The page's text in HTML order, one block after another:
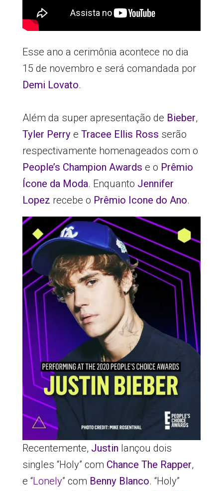
Esse ano a cerimônia acontece no dia
15 de novembro e será comandada por
Demi Lovato.
Além da super apresentação de Bieber,
Tyler Perrye Tracee Ellis Ross serão
respectivamente homenageados com o
People’s Champion Awards e o Prêmio
Ícone da Moda. Enquanto Jennifer
Lopez recebe o Prêmio Icone do Ano.
Recentemente, Justin lançou dois
singles “Holy” com Chance The Rapper,
e “Lonely” com Benny Blanco. “Holy”